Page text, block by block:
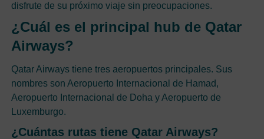
disfrute de su próximo viaje sin preocupaciones.
¿Cuál es el principal hub de Qatar
Airways?
Qatar Airways tiene tres aeropuertos principales. Sus
nombres son Aeropuerto Internacional de Hamad,
Aeropuerto Internacional de Doha y Aeropuerto de
Luxemburgo.
¿Cuántas rutas tiene Qatar Airways?